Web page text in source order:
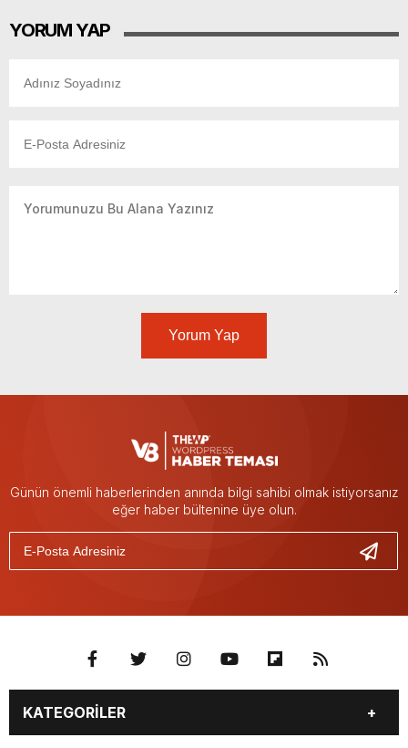
YORUM YAP
Yorum Yap
Günün önemli haberlerinden anında bilgi sahibi olmak istiyorsanız
eğer haber bültenine üye olun.
KATEGORİLER